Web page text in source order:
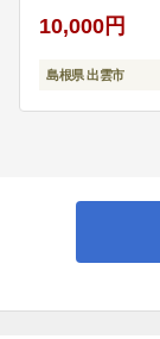
事業
文化財保護
10,000円
島根県 出雲市